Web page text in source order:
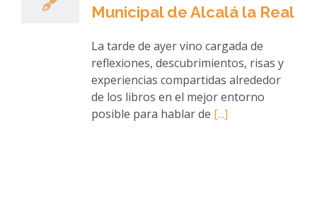
Municipal de Alcalá la Real
La tarde de ayer vino cargada de
reflexiones, descubrimientos, risas y
experiencias compartidas alrededor
de los libros en el mejor entorno
posible para hablar de [...]